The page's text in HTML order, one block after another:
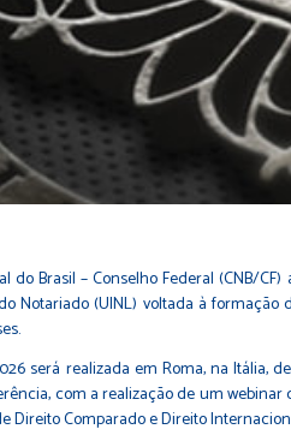
do Brasil – Conselho Federal (CNB/
Notariado (UINL) voltada à
será realizada em Roma, na Itália,
com a realização de um
Direito Comparado e Direito